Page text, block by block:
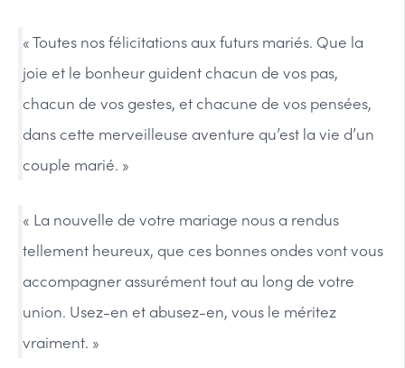
« Toutes nos félicitations aux futurs mariés. Que la
joie et le bonheur guident chacun de vos pas,
chacun de vos gestes, et chacune de vos pensées,
dans cette merveilleuse aventure qu’est la vie d’un
couple marié. »
« La nouvelle de votre mariage nous a rendus
tellement heureux, que ces bonnes ondes vont vous
accompagner assurément tout au long de votre
union. Usez-en et abusez-en, vous le méritez
vraiment. »